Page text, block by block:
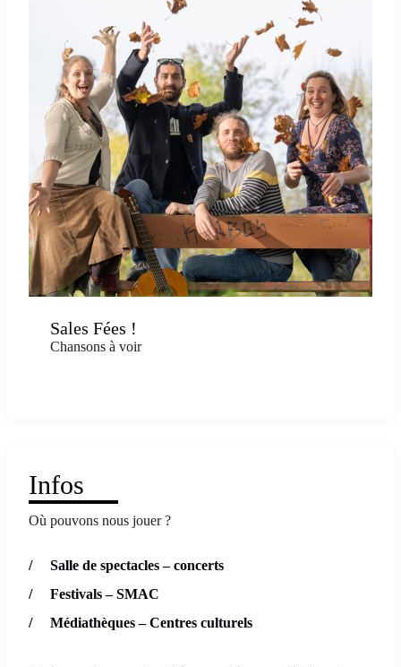
Sales Fées !
Chansons à voir
Infos
Où pouvons nous jouer ?
/ Salle de spectacles – concerts
/ Festivals – SMAC
/ Médiathèques – Centres culturels